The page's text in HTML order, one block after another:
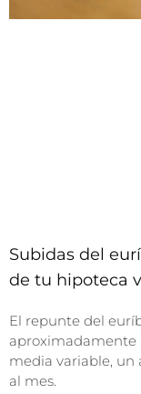
Subidas del
de tu hipoteca
El repunte del
aproximadamente
media variable, un
al mes.